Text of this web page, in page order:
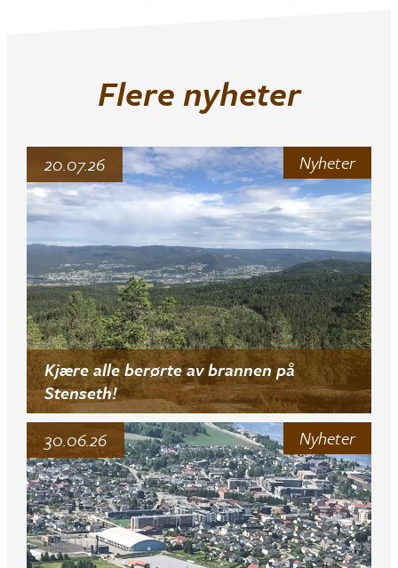
Flere nyheter
Nyheter
Kjære alle berørte av brannen på
Stenseth!
20.07.26
Nyheter
30.06.26